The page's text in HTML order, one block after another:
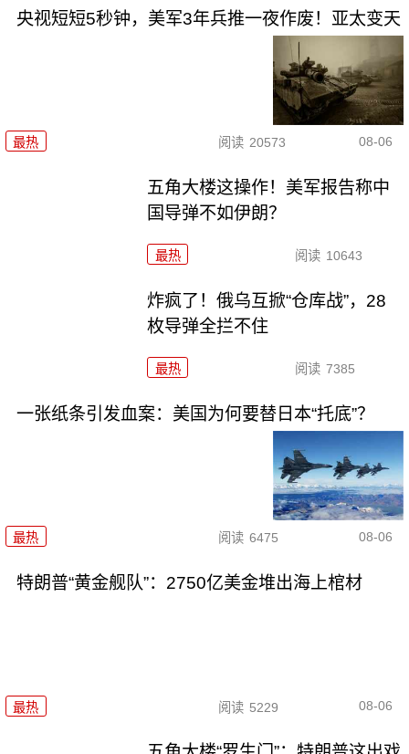
央视短短5秒钟，美军3年兵推一夜作废！亚太变天
最热 阅读 20573 08-06
五角大楼这操作！美军报告称中
国导弹不如伊朗？
最热 阅读 10643
炸疯了！俄乌互掀“仓库战”，28
枚导弹全拦不住
最热 阅读 7385
一张纸条引发血案：美国为何要替日本“托底”？
最热 阅读 6475 08-06
特朗普“黄金舰队”：2750亿美金堆出海上棺材
最热 阅读 5229 08-06